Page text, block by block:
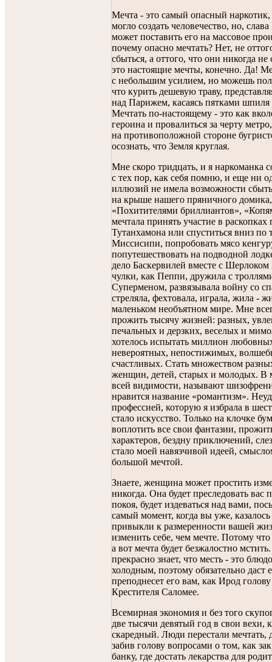
Мечта - это самый опасный наркотик,
могло создать человечество, но,
может поставить его на массовое
почему опасно мечтать? Нет, не
сбыться, а оттого, что они никогда
это настоящие мечты, конечно. Да!
с небольшим усилием, но можешь
что курить дешевую траву,
над Парижем, касаясь пятками
Мечтать по-настоящему - это как
героина и провалиться за черту
на противоположной стороне
осознать, что Земля круглая.
Мне скоро тридцать, и я наркоманка
с тех пор, как себя помню, и еще ни
иллюзий не имела возможности
на крыше нашего пряничного домика,
«Похитителями бриллиантов»,
мечтала принять участие в
Тутанхамона или спуститься вниз по
Миссисипи, попробовать мясо
попутешествовать на подводной
дело Баскервилей вместе с
чулки, как Пеппи, дружила с
Суперменом, развязывала войну со
стреляла, фехтовала, играла, жила -
маленьком необъятном мире. Мне
прожить тысячу жизней: разных,
печальных и дерзких, веселых и
хотелось испытать миллион
невероятных, непостижимых,
счастливых. Стать множеством
женщин, детей, старых и молодых. В
всей видимости, называют
нравится название «романтизм».
профессией, которую я избрала в
стало искусство. Только на клочке
воплотить все свои фантазии,
характеров, бездну приключений,
стало моей навязчивой идеей,
большой мечтой.
Знаете, женщина может простить
никогда. Она будет преследовать вас
покоя, будет издеваться над вами,
самый момент, когда вы уже,
привыкли к размеренности вашей
изменить себе, чем мечте. Потому
а вот мечта будет безжалостно
прекрасно знает, что месть - это
холодным, поэтому обязательно даст
преподнесет его вам, как Ирод
Крестителя Саломее.
Всемирная экономия и без того
две тысячи девятый год в свои вехи,
скаредный. Люди перестали мечтать,
забив голову вопросами о том, как
банку, где достать лекарства для